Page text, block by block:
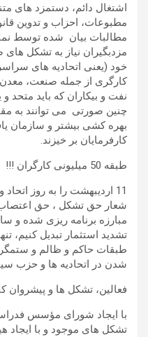
اشتغال دائم، دستمزد های
مطبوعات، احزاب و تدوین
مطالبات بیان شده توسط
مزدبگیران نیاز به تشکل
خود (یعنی اتحادیه های
کارگری از جمله صنعت،
نفت و بیکاران که باید متحد
چنین صورتی می توانند به
بهره کشی بیشتر و سازمان
کارفرمایان بر خیزند.
طبقه 50 میلیونی کارگران !!!
11 اردیبهشت را به روز
شعار حق تشکل ، حق اعتصاب
مبارزه برنامه ریزی شده و
تشدید استثمار تبدیل کنیم،
طبقات حاکم و ظالم و
شدن در اتحادیه ها و حزب
فعالین، تشکل ها و پیشروان
با ایجاد شورای مؤسس
تشکل های موجود و با